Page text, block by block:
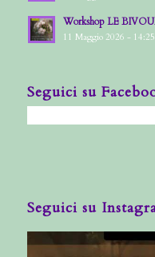
Workshop LE
11 Maggio 2026 - 14:25
Seguici su
Seguici su